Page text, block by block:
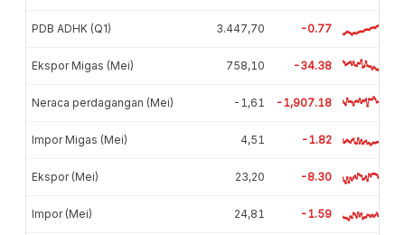
PDB ADHK (Q1) 3.447,70 -0.77
Ekspor Migas (Mei) 758,10 -34.38
Neraca perdagangan (Mei) -1,61 -1,907.18
Impor Migas (Mei) 4,51 -1.82
Ekspor (Mei) 23,20 -8.30
Impor (Mei) 24,81 -1.59